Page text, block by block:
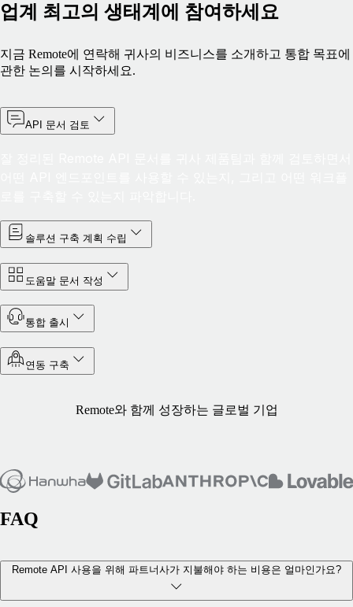
업계 최고의 생태계에 참여하세요
지금 Remote에 연락해 귀사의 비즈니스를 소개하고 통합 목표에
관한 논의를 시작하세요.
API 문서 검토
솔루션 구축 계획 수립
도움말 문서 작성
통합 출시
연동 구축
Remote와 함께 성장하는 글로벌 기업
FAQ
Remote API 사용을 위해 파트너사가 지불해야 하는 비용은 얼마인가요?